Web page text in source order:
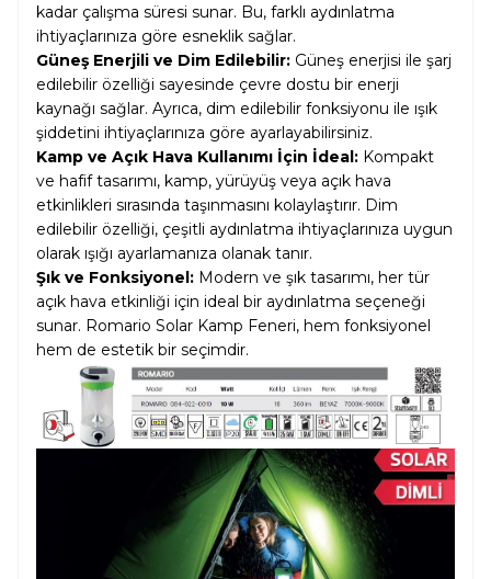
kadar çalışma süresi sunar. Bu, farklı aydınlatma
ihtiyaçlarınıza göre esneklik sağlar.
Güneş Enerjili ve Dim Edilebilir: Güneş enerjisi ile şarj
edilebilir özelliği sayesinde çevre dostu bir enerji
kaynağı sağlar. Ayrıca, dim edilebilir fonksiyonu ile ışık
şiddetini ihtiyaçlarınıza göre ayarlayabilirsiniz.
Kamp ve Açık Hava Kullanımı İçin İdeal: Kompakt
ve hafif tasarımı, kamp, yürüyüş veya açık hava
etkinlikleri sırasında taşınmasını kolaylaştırır. Dim
edilebilir özelliği, çeşitli aydınlatma ihtiyaçlarınıza uygun
olarak ışığı ayarlamanıza olanak tanır.
Şık ve Fonksiyonel: Modern ve şık tasarımı, her tür
açık hava etkinliği için ideal bir aydınlatma seçeneği
sunar. Romario Solar Kamp Feneri, hem fonksiyonel
hem de estetik bir seçimdir.